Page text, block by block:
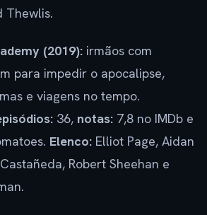
Thewlis.
(2019): irmãos com
para impedir o apocalipse,
e viagens no tempo.
36, notas: 7,8 no IMDb e
Elenco: Elliot Page, Aidan
Robert Sheehan e